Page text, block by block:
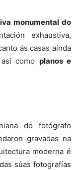
monumental do
exhaustiva,
ás casas aínda
como planos e
do fotógrafo
gravadas na
moderna é
súas fotografías